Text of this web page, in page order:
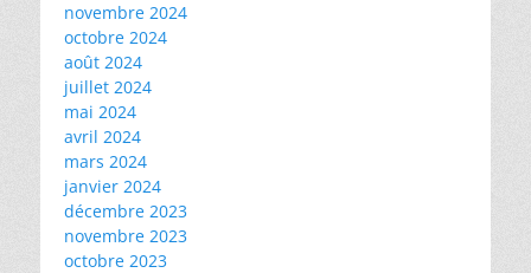
novembre 2024
octobre 2024
août 2024
juillet 2024
mai 2024
avril 2024
mars 2024
janvier 2024
décembre 2023
novembre 2023
octobre 2023